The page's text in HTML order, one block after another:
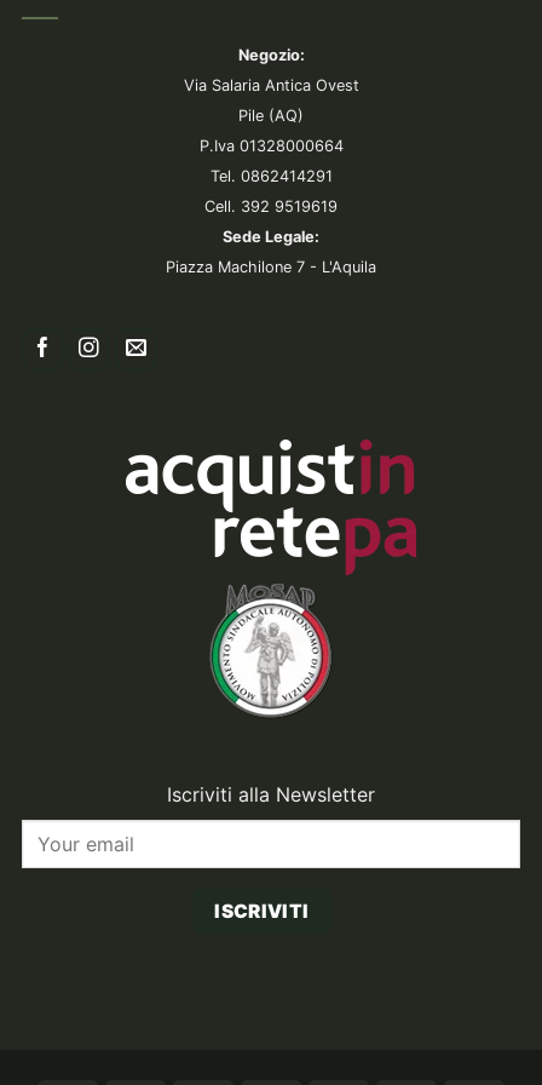
Negozio:
Via Salaria Antica Ovest
Pile (AQ)
P.Iva 01328000664
Tel. 0862414291
Cell. 392 9519619
Sede Legale:
Piazza Machilone 7 - L'Aquila
Iscriviti alla Newsletter
ISCRIVITI